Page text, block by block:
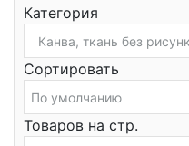
Категория
Сортировать
Товаров на стр.